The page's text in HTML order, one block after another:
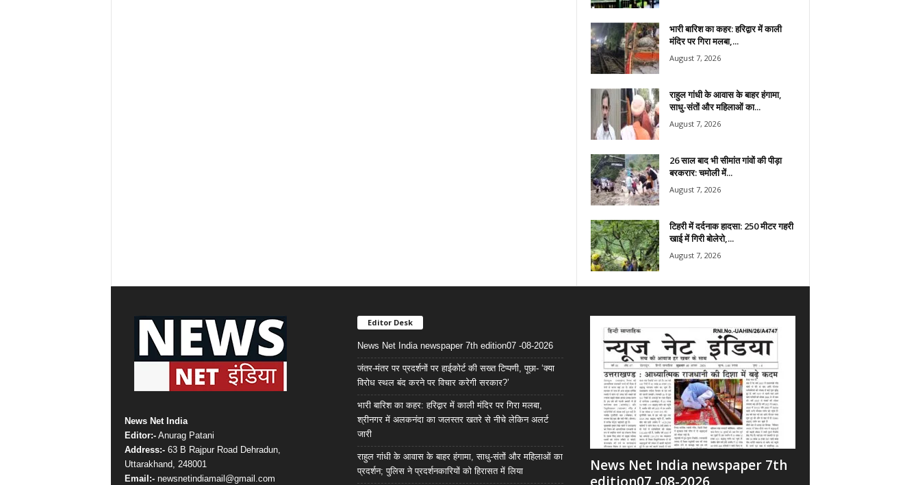
भारी बारिश का कहर: हरिद्वार में काली
मंदिर पर गिरा मलबा,...
August 7, 2026
राहुल गांधी के आवास के बाहर हंगामा,
साधु-संतों और महिलाओं का...
August 7, 2026
26 साल बाद भी सीमांत गांवों की पीड़ा
बरकरार: चमोली में...
August 7, 2026
टिहरी में दर्दनाक हादसा: 250 मीटर गहरी
खाई में गिरी बोलेरो,...
August 7, 2026
News Net India
Editor:-Anurag Patani
Address:-63 B Rajpur Road Dehradun,
Uttarakhand, 248001
Email:-newsnetindiamail@gmail.com
Editor Desk
News Net India newspaper 7th edition07 -08-2026
जंतर-मंतर पर प्रदर्शनों पर हाईकोर्ट की सख्त टिप्पणी, पूछा- ‘क्या
विरोध स्थल बंद करने पर विचार करेगी सरकार?’
भारी बारिश का कहर: हरिद्वार में काली मंदिर पर गिरा मलबा,
श्रीनगर में अलकनंदा का जलस्तर खतरे से नीचे लेकिन अलर्ट
जारी
राहुल गांधी के आवास के बाहर हंगामा, साधु-संतों और महिलाओं का
प्रदर्शन; पुलिस ने प्रदर्शनकारियों को हिरासत में लिया
News Net India newspaper 7th